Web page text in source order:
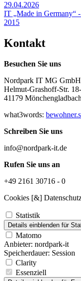
29.04.2026
IT „Made in Germany“
2015
Kontakt
Besuchen Sie uns
Nordpark IT MG GmbH
Helmut-Grashoff-Str.
41179 Mönchengladbach
what3words:
Schreiben Sie uns
info@nordpark-it.de
Rufen Sie uns an
+49 2161 30716 - 0
Cookies [&]
Statistik
Details einblenden für
Matomo
Anbieter: nordpark-it
Speicherdauer: Session
Clarity
Essenziell